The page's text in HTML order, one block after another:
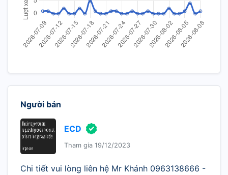
Người bán
ECD
Tham gia 19/12/2023
Chi tiết vui lòng liên hệ Mr Khánh 0963138666 -